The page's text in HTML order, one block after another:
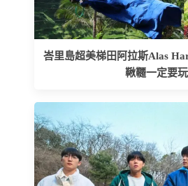
峇里島超美梯田阿拉斯Alas
鞦韆一定要玩